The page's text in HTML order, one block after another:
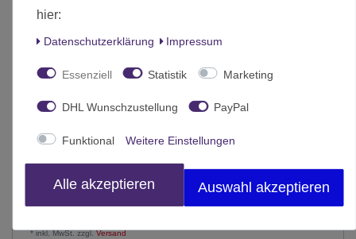
Blue Lock 26 (Deutsch)
8,50 € *
In den Warenkorb
*inkl. MwSt.zzgl.Versand
hier:
Daten­schutz­erklärung Impressum
Essenziell Statistik Marketing
DHL Wunschzustellung PayPal
Funktional Weitere Einstellungen
Alle akzeptieren Auswahl akzeptieren